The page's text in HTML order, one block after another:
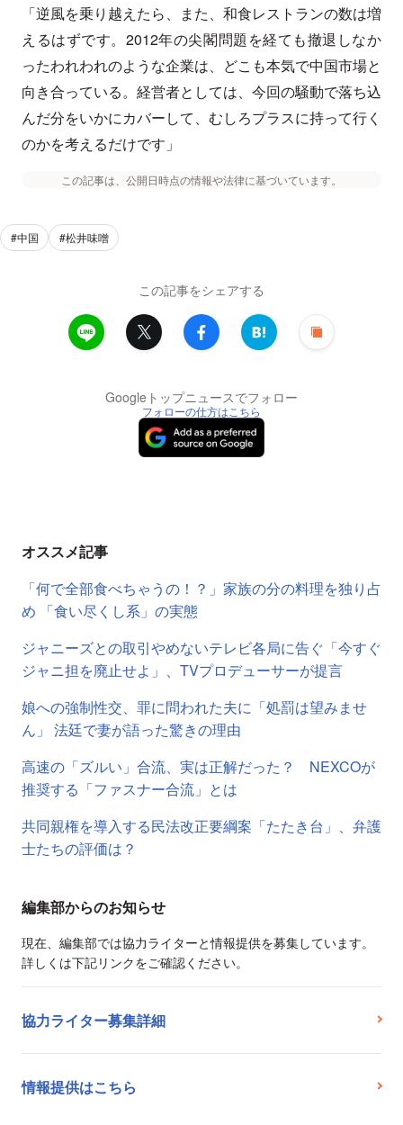
「逆風を乗り越えたら、また、和食レストランの数は増
えるはずです。2012年の尖閣問題を経ても撤退しなか
ったわれわれのような企業は、どこも本気で中国市場と
向き合っている。経営者としては、今回の騒動で落ち込
んだ分をいかにカバーして、むしろプラスに持って行く
のかを考えるだけです」
この記事は、公開日時点の情報や法律に基づいています。
#中国 #松井味噌
この記事をシェアする
Googleトップニュースでフォロー
フォローの仕方はこちら
オススメ記事
「何で全部食べちゃうの！？」家族の分の料理を独り占
め 「食い尽くし系」の実態
ジャニーズとの取引やめないテレビ各局に告ぐ「今すぐ
ジャニ担を廃止せよ」、TVプロデューサーが提言
娘への強制性交、罪に問われた夫に「処罰は望みませ
ん」 法廷で妻が語った驚きの理由
高速の「ズルい」合流、実は正解だった？ NEXCOが
推奨する「ファスナー合流」とは
共同親権を導入する民法改正要綱案「たたき台」、弁護
士たちの評価は？
編集部からのお知らせ
現在、編集部では協力ライターと情報提供を募集しています。
詳しくは下記リンクをご確認ください。
協力ライター募集詳細
情報提供はこちら